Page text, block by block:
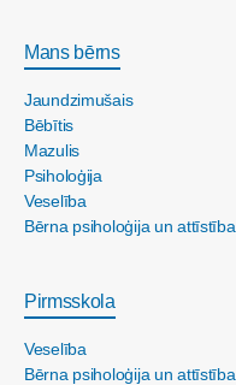
Mans bērns
Jaundzimušais
Bēbītis
Mazulis
Psiholoģija
Veselība
Bērna psiholoģija un attīstība
Pirmsskola
Veselība
Bērna psiholoģija un attīstība